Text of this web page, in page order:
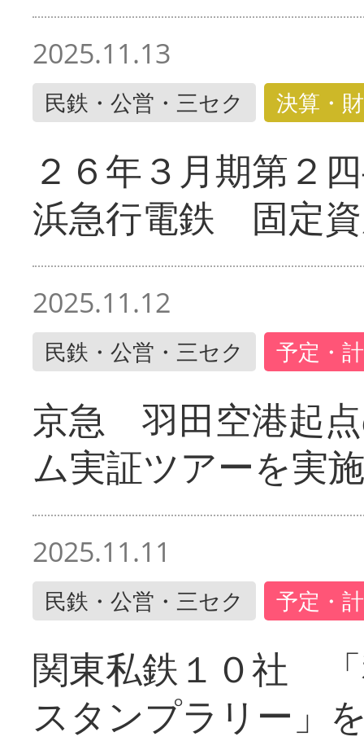
2025.11.13
民鉄・公営・三セク 決算・
２６年３月期第２
浜急行電鉄 固定
2025.11.12
民鉄・公営・三セク 予定・
京急 羽田空港起
ム実証ツアーを実施
2025.11.11
民鉄・公営・三セク 予定・
関東私鉄１０社
スタンプラリー」